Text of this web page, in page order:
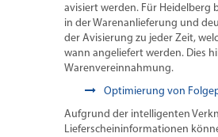
avisiert werden. Für Heidelberg
in der Warenanlieferung und
der Avisierung zu jeder Zeit,
wann angeliefert werden. Dies
Warenvereinnahmung.
Optimierung von
Aufgrund der intelligenten
Lieferscheininformationen